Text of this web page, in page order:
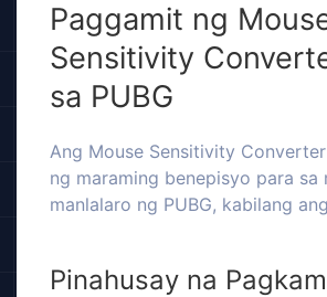
Paggamit ng
Sensitivity
sa PUBG
Ang Mouse Sensitivity
ng maraming benepisyo para sa
manlalaro ng PUBG, kabilang
Pinahusay na